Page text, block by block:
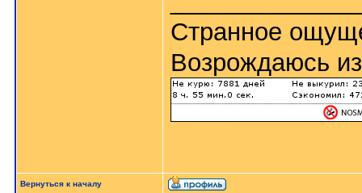
Странное
Возрождаюсь
Вернуться к началу